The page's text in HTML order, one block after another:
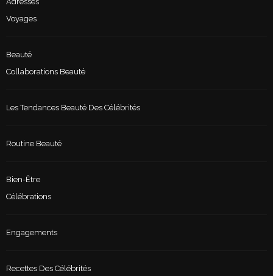
Voyages
Beauté
Collaborations Beauté
Les Tendances Beauté Des Célébrités
Routine Beauté
Bien-Être
Célébrations
Engagements
Recettes Des Célébrités